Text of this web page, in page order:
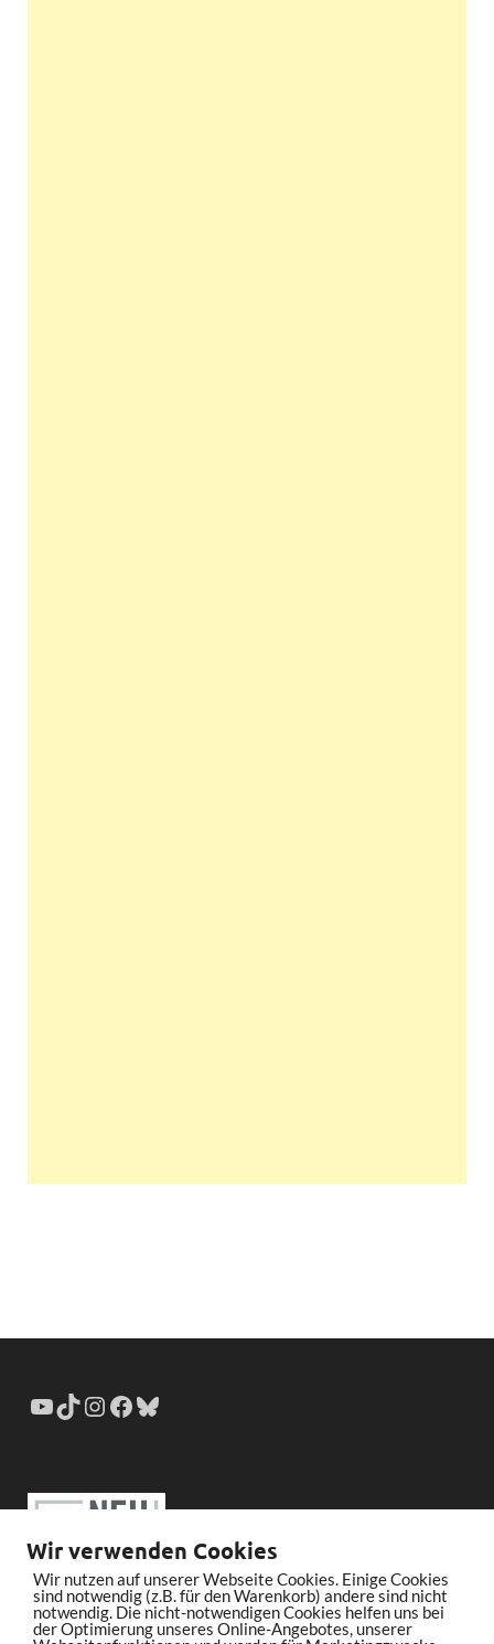
Wir verwenden Cookies
Wir nutzen auf unserer Webseite Cookies. Einige Cookies
sind notwendig (z.B. für den Warenkorb) andere sind nicht
notwendig. Die nicht-notwendigen Cookies helfen uns bei
der Optimierung unseres Online-Angebotes, unserer